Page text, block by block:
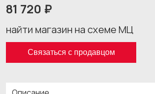
81 720 ₽
найти магазин на схеме МЦ
Связаться с продавцом